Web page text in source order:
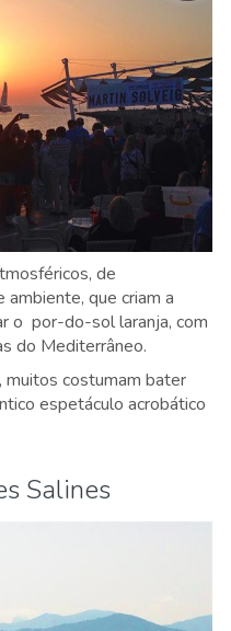
de
que criam a
o por-do-sol laranja, com
do Mediterrâneo.
muitos costumam bater
espetáculo acrobático
Salines